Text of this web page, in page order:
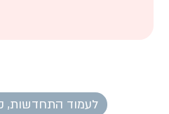
לעמוד התחדשות,